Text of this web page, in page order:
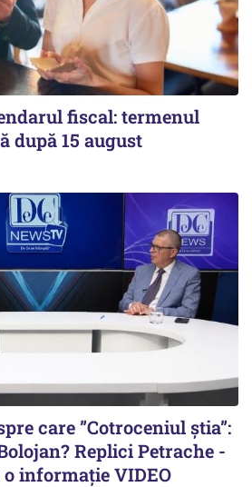
fiscal: termenul
după 15 august
care ”Cotroceniul știa”:
Replici Petrache -
informație VIDEO